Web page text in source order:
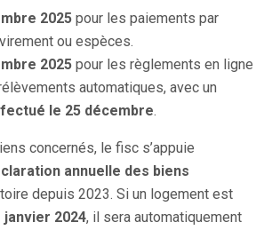
2025 pour les paiements par
ou espèces.
2025 pour les règlements en ligne
automatiques, avec un
le 25 décembre.
concernés, le fisc s’appuie
annuelle des biens
depuis 2023. Si un logement est
janvier 2024, il sera automatiquement